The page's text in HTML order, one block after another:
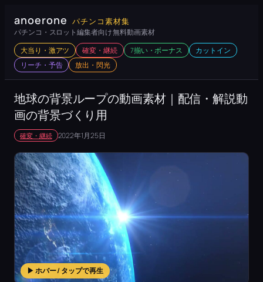
容
ス
キ
プ
anoerone パチンコ素材集
パチンコ・スロット編集者向け 無料動画素材
大当り・激アツ 確変・継続 7揃い・ボーナス
カットイン
リーチ・予告
放出・閃光
地球の背景ループの動画素材｜配信・解説動
画の背景づくり用
確変・継続 2022年1月25日
▶ ホバー / タップで再生